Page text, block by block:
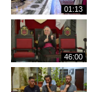
01:13
46:00